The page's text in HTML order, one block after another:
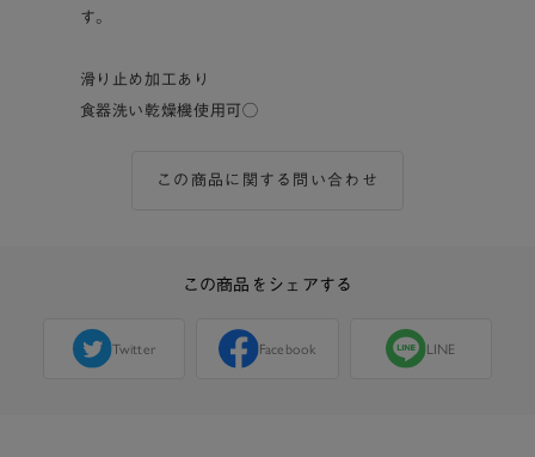
す。
滑り止め加工あり
食器洗い乾燥機使用可◯
この商品に関する問い合わせ
この商品をシェアする
Twitter Facebook LINE